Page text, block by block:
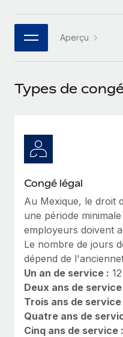
Connectez n'importe
notre MCP
Rationalisez vos
Demandez aux
Recevez des conseils
l’international et la
Contrôles
Simplifiez vos
candidats
Remote Watchtower
Gardez un temps
matière de conformité
Gestion des appareils
Achetez et suivez vos
Entreprise
Les RH à
Partenaires
Remote Build
Conseil en
ÉTUDES DE CAS
Checklists et modèles
Descriptions de postes
Événements
Données sur les
Obtenir de l’aide
Voir toutes les
BLOG
Paie multipays
EOR et PEO
Gestion des freelances
日本語
한국어
Aperçu
Types de
Congé légal
Au Mexique, le droit
une période
employeurs doivent
Le nombre de jours
dépend de
Un an de service :
Deux ans de service
Trois ans de service
Quatre ans de
Cinq ans de service :